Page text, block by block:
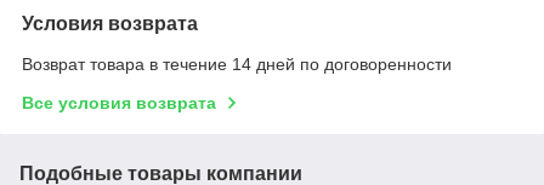
Условия возврата
Возврат товара в течение 14 дней по договоренности
Все условия возврата
Подобные товары компании